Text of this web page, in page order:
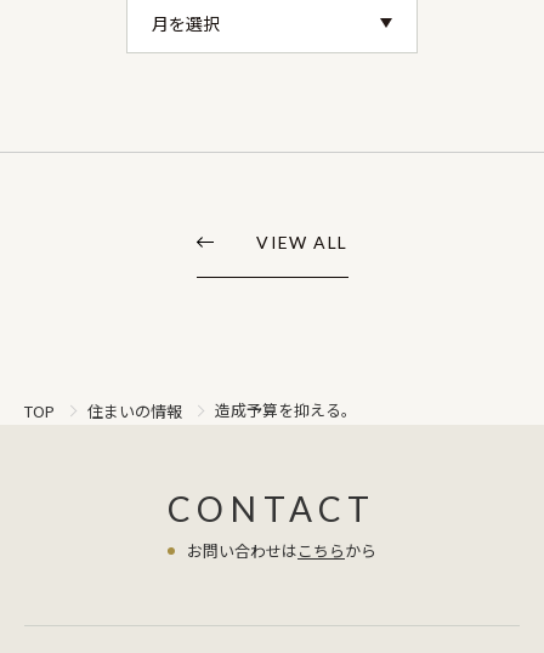
VIEW ALL
TOP 住まいの情報 造成予算を抑える。
CONTACT
お問い合わせはこちらから